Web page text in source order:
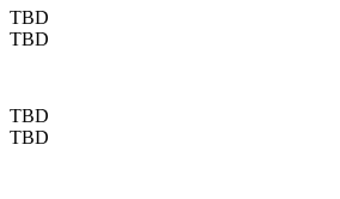
TBD
TBD
TBD
TBD